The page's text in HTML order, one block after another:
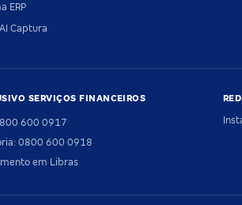
ERP
Captura
SERVIÇOS FINANCEIROS
600 0917
0800 600 0918
em Libras